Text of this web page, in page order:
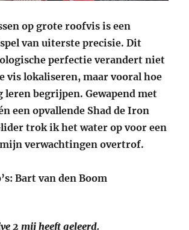
op grote roofvis is een
van uiterste precisie. Dit
perfectie verandert niet
vis lokaliseren, maar vooral hoe
leren begrijpen. Gewapend met
een opvallende Shad de Iron
trok ik het water op voor een
mijn verwachtingen overtrof.
Bart van den Boom
2 mij heeft geleerd.